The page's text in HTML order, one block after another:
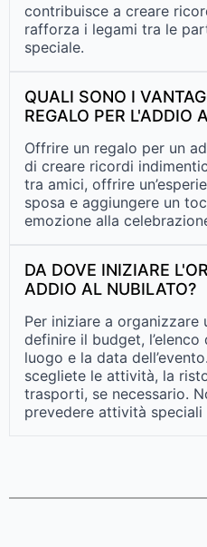
contribuisce a creare
rafforza i legami tra le
speciale.
QUALI SONO I
REGALO PER L'ADDIO
Offrire un regalo per un
di creare ricordi
tra amici, offrire
sposa e aggiungere un
emozione alla
DA DOVE INIZIARE
ADDIO AL NUBILATO?
Per iniziare a organizzare
definire il budget,
luogo e la data
scegliete le attività, la
trasporti, se necessario.
prevedere attività